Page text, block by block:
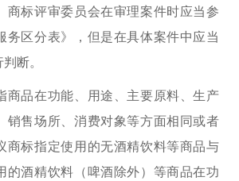
商标评审委员会在审理案件时应当参
务区分表》，但是在具体案件中应当
断。
品在功能、用途、主要原料、生产
销售场所、消费对象等方面相同或者
商标指定使用的无酒精饮料等商品与
的酒精饮料（啤酒除外）等商品在功